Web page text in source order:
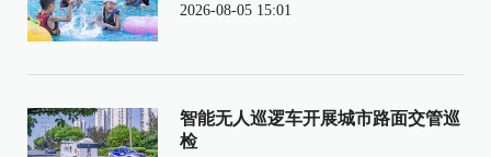
2026-08-05 15:01
智能无人巡逻车开展城市路面交管巡
检